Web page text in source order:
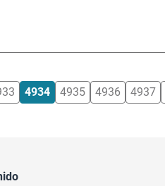
4934 4935 4936 4937